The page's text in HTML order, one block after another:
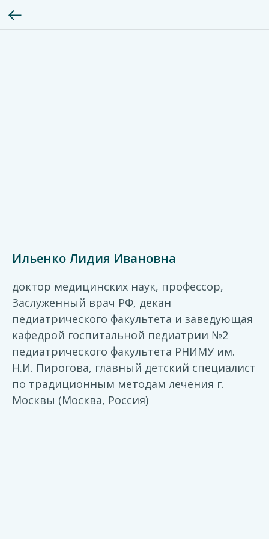
Ильенко Лидия Ивановна
доктор медицинских наук, профессор,
Заслуженный врач РФ, декан
педиатрического факультета и заведующая
кафедрой госпитальной педиатрии №2
педиатрического факультета РНИМУ им.
Н.И. Пирогова, главный детский специалист
по традиционным методам лечения г.
Москвы (Москва, Россия)